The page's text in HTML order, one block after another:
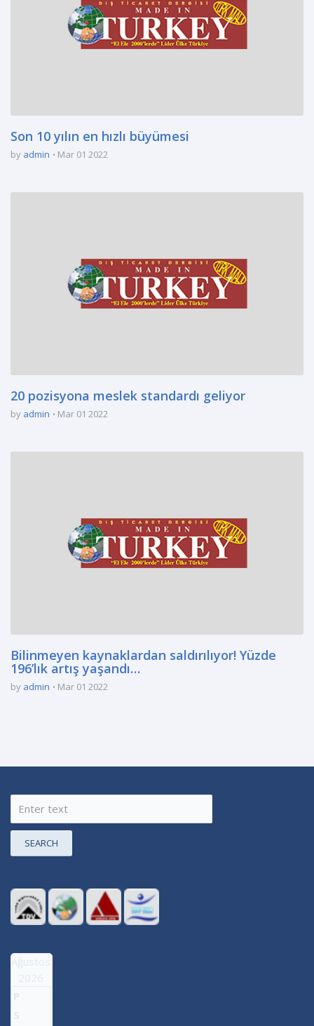
Son 10 yılın en hızlı büyümesi
by admin Mar 01 2022
20 pozisyona meslek standardı geliyor
by admin Mar 01 2022
Bilinmeyen kaynaklardan saldırılıyor! Yüzde
196’lık artış yaşandı…
by admin Mar 01 2022
SEARCH
Ağustos
2026
P
S